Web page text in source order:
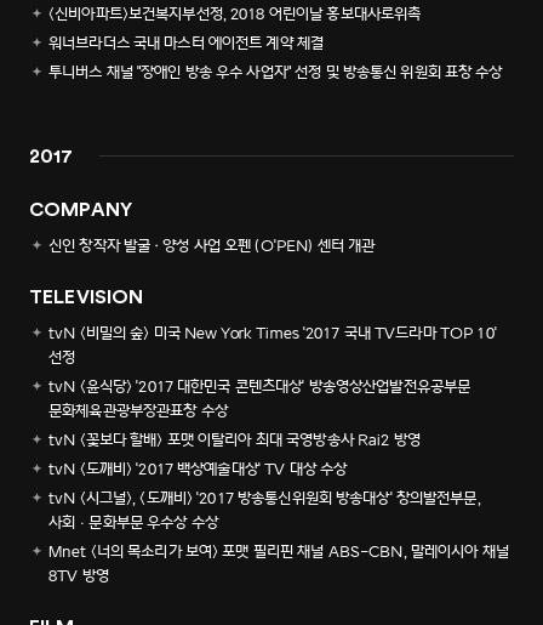
<신비아파트>보건복지부선정, 2018 어린이날 홍보대사로위촉
워너브라더스 국내 마스터 에이전트 계약 체결
투니버스 채널 "장애인 방송 우수 사업자" 선정 및 방송통신 위원회 표창 수상
2017
COMPANY
신인 창작자 발굴·양성 사업 오펜 (O'PEN) 센터 개관
TELEVISION
tvN <비밀의 숲> 미국 New York Times '2017 국내 TV드라마 TOP 10'
선정
tvN <윤식당> '2017 대한민국 콘텐츠대상' 방송영상산업발전유공부문
문화체육관광부장관표창 수상
tvN <꽃보다 할배> 포맷 이탈리아 최대 국영방송사 Rai2 방영
tvN <도깨비> '2017 백상예술대상' TV 대상 수상
tvN <시그널>, <도깨비> '2017 방송통신위원회 방송대상' 창의발전부문,
사회ㆍ문화부문 우수상 수상
Mnet <너의 목소리가 보여> 포맷 필리핀 채널 ABS-CBN, 말레이시아 채널
8TV 방영